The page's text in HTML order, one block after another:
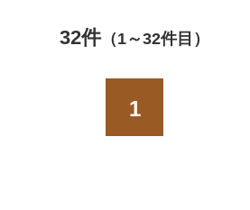
32件（1～32件目）
1